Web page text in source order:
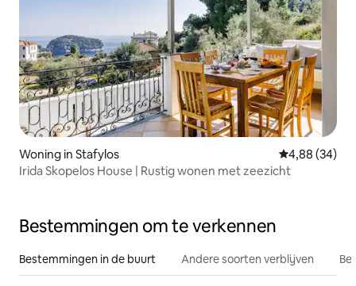
Woning in Stafylos Gemiddelde
4,88 (34)
Irida Skopelos House | Rustig wonen met zeezicht
Bestemmingen om te verkennen
Bestemmingen in de buurt Andere soorten verblijven